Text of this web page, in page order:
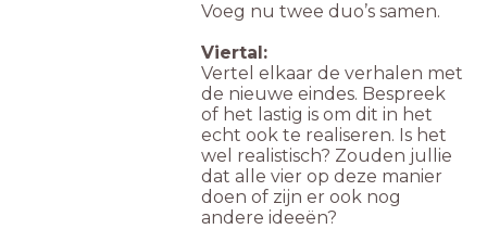
Voeg nu twee duo’s samen.
Viertal:
Vertel elkaar de verhalen met
de nieuwe eindes. Bespreek
of het lastig is om dit in het
echt ook te realiseren. Is het
wel realistisch? Zouden jullie
dat alle vier op deze manier
doen of zijn er ook nog
andere ideeën?